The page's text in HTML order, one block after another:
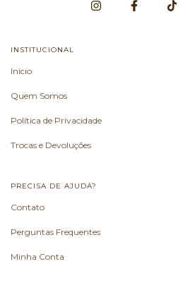
INSTITUCIONAL
Início
Quem Somos
Política de Privacidade
Trocas e Devoluções
PRECISA DE AJUDA?
Contato
Perguntas Frequentes
Minha Conta